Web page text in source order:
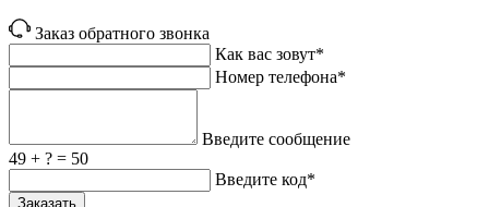
Заказ обратного звонка
Как вас зовут*
Номер телефона*
Введите сообщение
49 + ? = 50
Введите код*
Заказать